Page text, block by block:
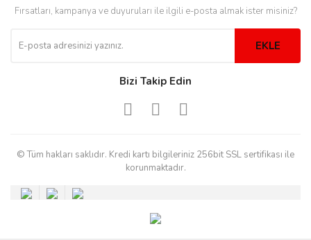
Fırsatları, kampanya ve duyuruları ile ilgili e-posta almak ister misiniz?
EKLE
Bizi Takip Edin
© Tüm hakları saklıdır. Kredi kartı bilgileriniz 256bit SSL sertifikası ile
korunmaktadır.